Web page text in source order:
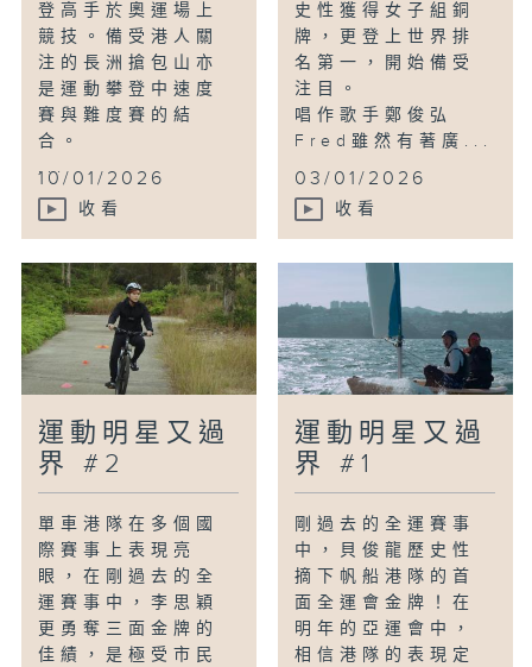
登高手於奧運場上
競技。備受港人關
注的長洲搶包山亦
是運動攀登中速度
賽與難度賽的結
合。
...
10/01/2026
收看
史性獲得女子組銅
牌，更登上世界排
名第一，開始備受
注目。
唱作歌手鄭俊弘
Fred雖然有著廣...
03/01/2026
收看
運動明星又過
界 #2
單車港隊在多個國
際賽事上表現亮
眼，在剛過去的全
運賽事中，李思穎
更勇奪三面金牌的
佳績，是極受市民
運動明星又過
界 #1
剛過去的全運賽事
中，貝俊龍歷史性
摘下帆船港隊的首
面全運會金牌！在
明年的亞運會中，
相信港隊的表現定